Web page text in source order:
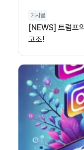
게시글
[NEWS] 트럼프
고조!